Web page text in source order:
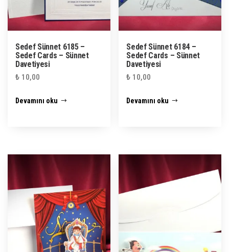
Sedef Sünnet 6185 –
Sedef Cards – Sünnet
Davetiyesi
₺ 10,00
Devamını oku
Sedef Sünnet 6184 –
Sedef Cards – Sünnet
Davetiyesi
₺ 10,00
Devamını oku